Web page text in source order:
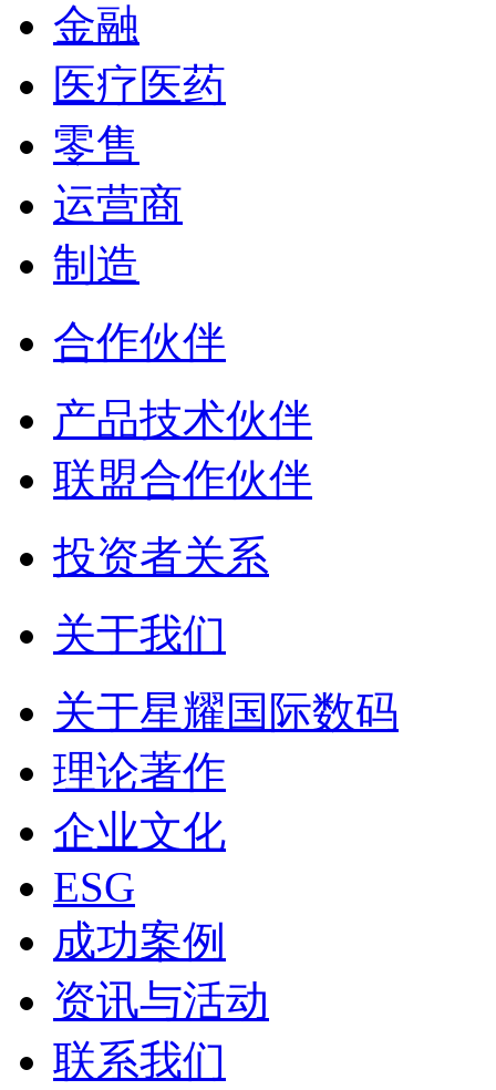
金融
医疗医药
零售
运营商
制造
合作伙伴
产品技术伙伴
联盟合作伙伴
投资者关系
关于我们
关于星耀国际数码
理论著作
企业文化
ESG
成功案例
资讯与活动
联系我们